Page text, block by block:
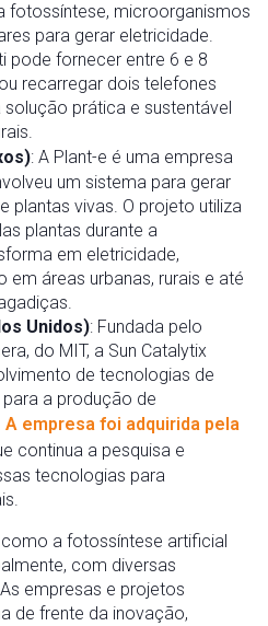
fotossíntese, microorganismos
para gerar eletricidade.
pode fornecer entre 6 e 8
recarregar dois telefones
solução prática e sustentável
: A Plant-e é uma empresa
um sistema para gerar
plantas vivas. O projeto utiliza
plantas durante a
em eletricidade,
em áreas urbanas, rurais e até
Unidos): Fundada pelo
do MIT, a Sun Catalytix
de tecnologias de
a produção de
A empresa foi adquirida pela
continua a pesquisa e
tecnologias para
a fotossíntese artificial
com diversas
empresas e projetos
de frente da inovação,